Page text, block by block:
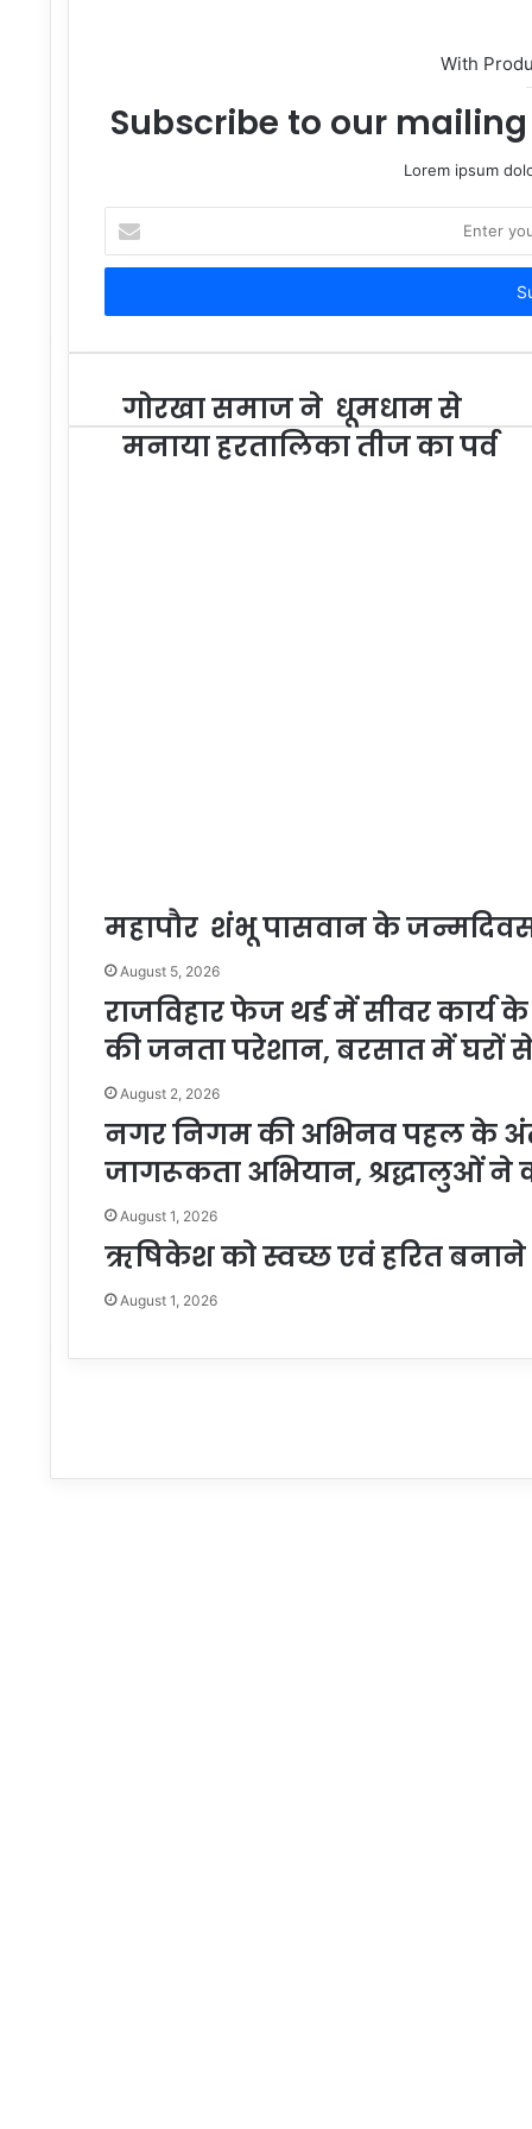
With
Subscribe to our
Lorem ipsum
your
Email
गोरखा समाज ने धूमधाम से
मनाया हरतालिका तीज का पर्व
महापौर शंभू पासवान के जन्मदिवस
August 5, 2026
राजविहार फेज थर्ड में सीवर कार्य के
की जनता परेशान, बरसात में
August 2, 2026
नगर निगम की अभिनव पहल के
जागरूकता अभियान, श्रद्धालुओं ने
August 1, 2026
ऋषिकेश को स्वच्छ एवं हरित बनाने
August 1, 2026